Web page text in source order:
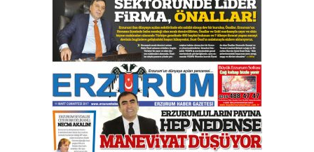
Esat BİNDESEN
TRT’NİN BÖLGEYE AÇILAN SESİ
09 Ağustos 2026 Pazar